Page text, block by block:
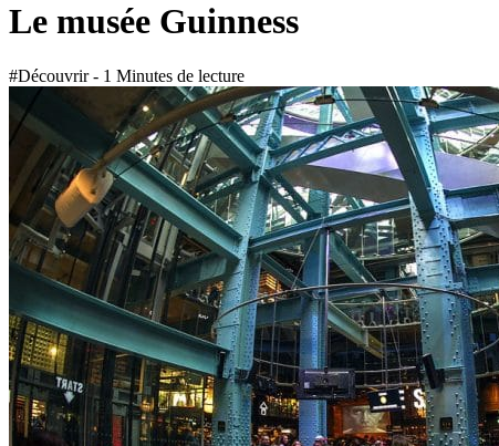
Le musée Guinness
#Découvrir - 1 Minutes de lecture